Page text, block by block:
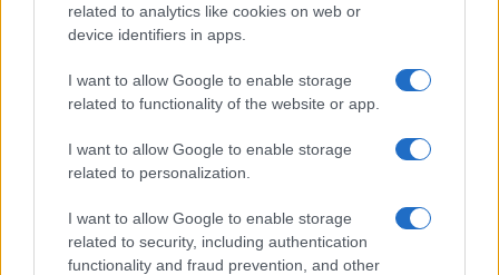
related to analytics like cookies on web or
device identifiers in apps.
I want to allow Google to enable storage
related to functionality of the website or app.
I want to allow Google to enable storage
related to personalization.
I want to allow Google to enable storage
related to security, including authentication
functionality and fraud prevention, and other
Mária, a projekt egyik szakmai vezetője, aki szerint a
program végső soron a vidék népességmegtartó
képességét is erősítheti.
Hozzátette: a kezdeményezés szintén hangsúlyt fektet a
különböző kulturális intézmények, könyvtárak és múzeumok
okokból nehezen hozzáférő csoportok ? például
fogyatékkal vagy hátrányos helyzetben, kistelepüléseken,